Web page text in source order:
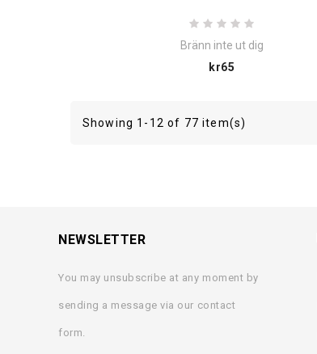
Bränn inte ut dig
kr65
Showing 1-12 of 77 item(s)
NEWSLETTER
You may unsubscribe at any moment by
sending a message via our contact
form.